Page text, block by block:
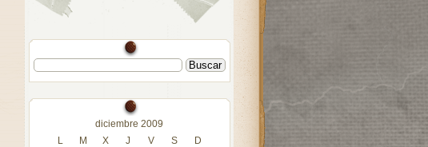
diciembre 2009
L
M X J V S
D